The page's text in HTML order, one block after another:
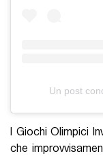
Un post
I Giochi Olimpici
che